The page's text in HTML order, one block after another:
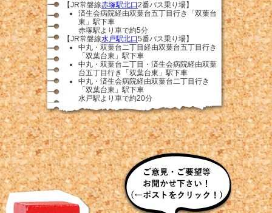
【JR常磐線赤塚駅北口2番バス乗り場】
済生会病院経由双葉台五丁目行き「双葉台
東」駅下車
赤塚駅より車で約5分
【JR常磐線水戸駅北口5番バス乗り場】
中丸・双葉台二丁目経由双葉台五丁目行き
「双葉台東」駅下車
中丸・双葉台二丁目・済生会病院経由双葉
台五丁目行き「双葉台東」駅下車
中丸・済生会病院経由双葉台二丁目行き
「双葉台東」駅下車
水戸駅より車で約20分